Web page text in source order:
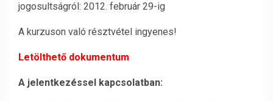
jogosultságról: 2012. február 29-ig
A kurzuson való résztvétel ingyenes!
Letölthető dokumentum
A jelentkezéssel kapcsolatban: